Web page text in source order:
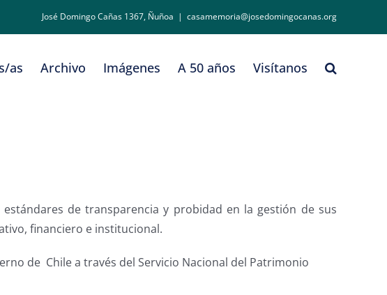
José Domingo Cañas 1367, Ñuñoa | casamemoria@josedomingocanas.org
as Archivo Imágenes A 50 años Visítanos
de transparencia y probidad en la gestión de sus
financiero e institucional.
de Chile a través del Servicio Nacional del Patrimonio